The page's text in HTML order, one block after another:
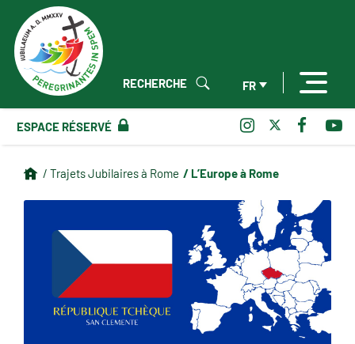
FR
RECHERCHE
ESPACE RÉSERVÉ
/ Trajets Jubilaires à Rome / L’Europe à Rome